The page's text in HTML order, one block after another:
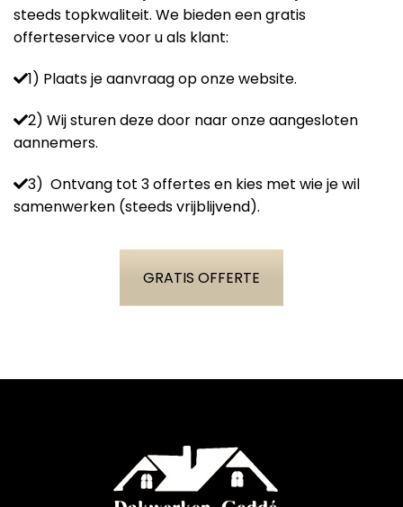
steeds topkwaliteit. We bieden een gratis
offerteservice voor u als klant:
1) Plaats je aanvraag op onze website.
2) Wij sturen deze door naar onze aangesloten
aannemers.
3) Ontvang tot 3 offertes en kies met wie je wil
samenwerken (steeds vrijblijvend).
GRATIS OFFERTE